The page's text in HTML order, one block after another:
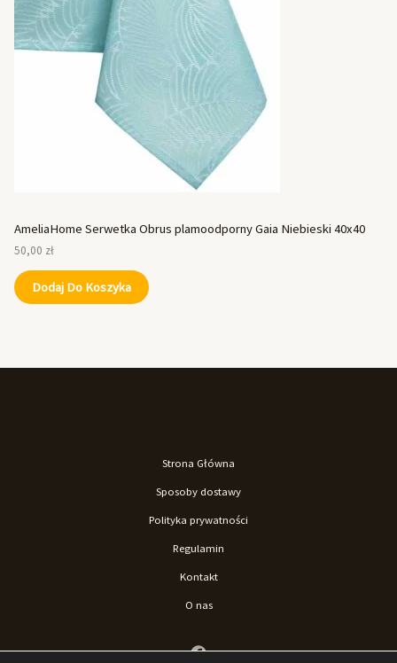
AmeliaHome Serwetka Obrus plamoodporny Gaia Niebieski 40x40
50,00 zł
Dodaj Do Koszyka
Strona Główna
Sposoby dostawy
Polityka prywatności
Regulamin
Kontakt
O nas